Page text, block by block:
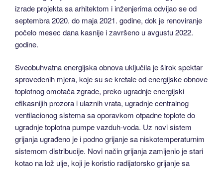
izrade projekta sa arhitektom i inženjerima odvijao se od
septembra 2020. do maja 2021. godine, dok je renoviranje
počelo mesec dana kasnije i završeno u avgustu 2022.
godine.
Sveobuhvatna energijska obnova uključila je širok spektar
sprovedenih mjera, koje su se kretale od energijske obnove
toplotnog omotača zgrade, preko ugradnje energijski
efikasnijih prozora i ulaznih vrata, ugradnje centralnog
ventilacionog sistema sa oporavkom otpadne toplote do
ugradnje toplotna pumpe vazduh-voda. Uz novi sistem
grijanja ugrađeno je i podno grijanje sa niskotemperaturnim
sistemom distribucije. Novi način grijanja zamijenio je stari
kotao na lož ulje, koji je koristio radijatorsko grijanje sa